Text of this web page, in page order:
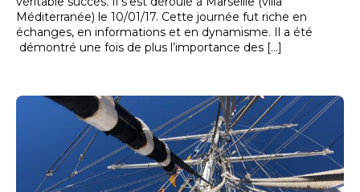
Méditerranée) le 10/01/17. Cette journée fut riche en
échanges, en informations et en dynamisme. Il a été
démontré une fois de plus l’importance des […]